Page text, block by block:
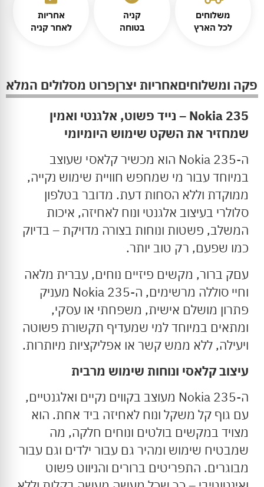
משלוחים
לכל הארץ
קניה
בטוחה
אחריות
לאחר קניה
ומשלוחיםאחריות יצרןפרוט מסלולים המלא
Nokia 235 – נייד פשוט, אלגנטי ואמין
שמחזיר את השקט שימוש היומיומי
ה-Nokia 235 הוא מכשיר קלאסי שעוצב
במיוחד עבור מי שמחפש חוויית שימוש נקייה,
ממוקדת וללא הסחות דעת. מדובר בטלפון
סלולרי בעיצוב אלגנטי ונוח לאחיזה, איכות
המשלב, פשטות ונוחות בצורה מדויקת – בדיוק
כמו שפעם, רק טוב יותר.
עםק ברור, מקשים פיזיים נוחים, עברית מלאה
וחיי סוללה מרשימים, ה-Nokia 235 מעניק
פתרון מושלם אישית, משפחתי או עסקי,
ומתאים במיוחד למי שמעדיף תקשורת פשוטה
ויעילה, ללא ממש קשר או אפליקציות מיותרות.
עיצוב קלאסי ונוחות שימוש מרבית
ה-Nokia 235 מעוצב בקווים נקיים ואלגנטיים,
עם גוף קל משקל ונוח לאחיזה ביד אחת. הוא
מצויד במקשים בולטים ונוחים חלקה, מה
שמבטיח שימוש ומהיר גם עבור ילדים וגם עבור
מבוגרים. התפריטים ברורים והניווט פשוט